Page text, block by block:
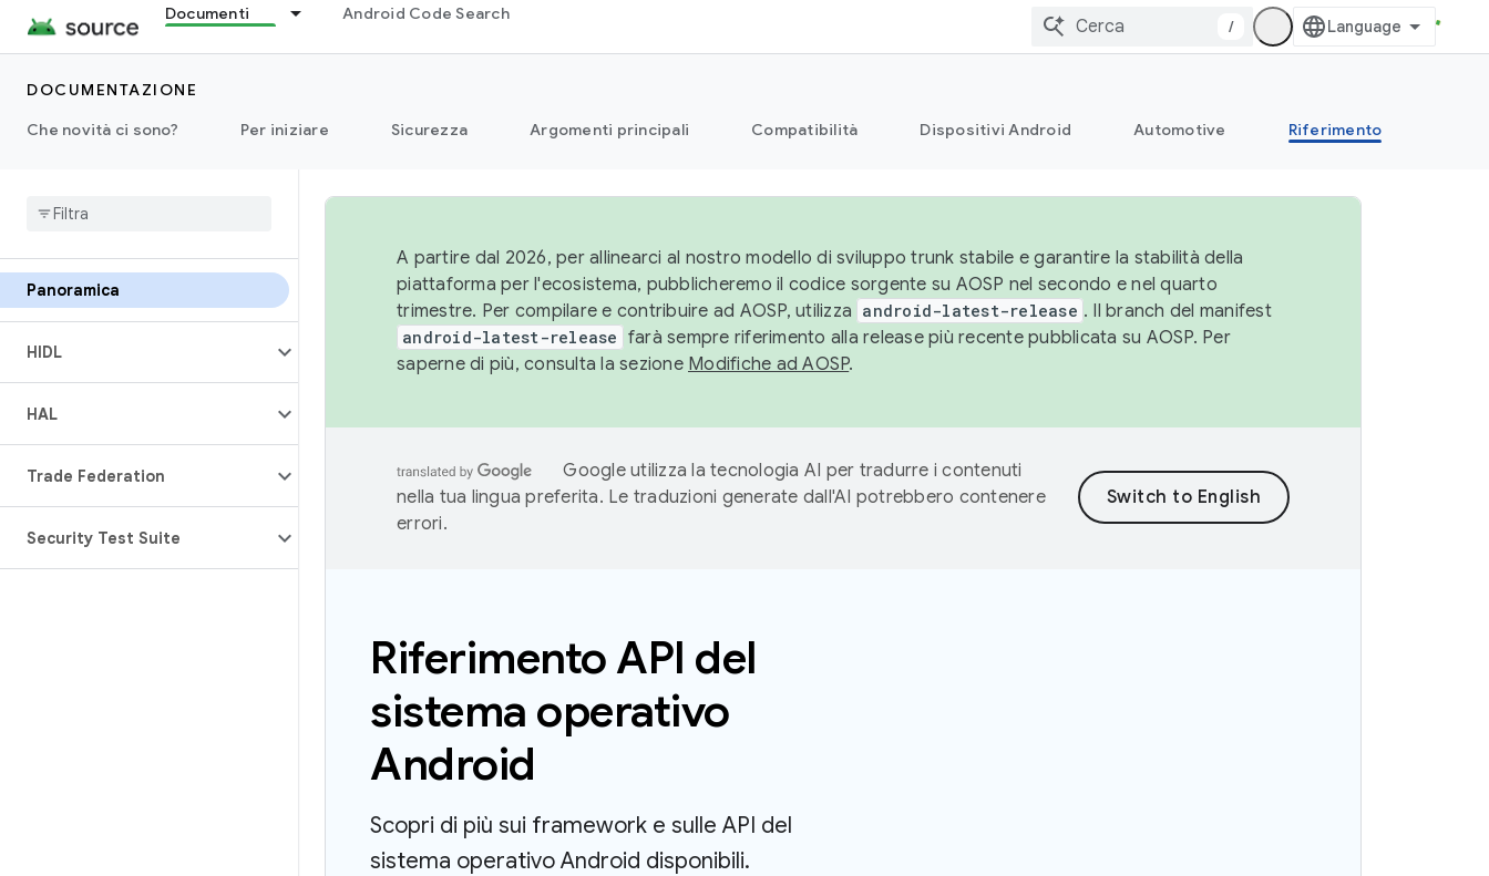
Documenti Android Code Search
/
DOCUMENTAZIONE
Che novità ci sono?
Per iniziare Sicurezza Argomenti principali Compatibilità Dispositivi Android Automotive Riferimento
Panoramica
HIDL
HAL
Trade Federation
Security Test Suite
A partire dal 2026, per allinearci al nostro modello di sviluppo trunk stabile e garantire la stabilità della
piattaforma per l'ecosistema, pubblicheremo il codice sorgente su AOSP nel secondo e nel quarto
trimestre. Per compilare e contribuire ad AOSP, utilizza android-latest-release . Il branch del manifest
android-latest-release farà sempre riferimento alla release più recente pubblicata su AOSP. Per
saperne di più, consulta la sezione Modifiche ad AOSP.
Google utilizza la tecnologia AI per tradurre i contenuti
nella tua lingua preferita. Le traduzioni generate dall'AI potrebbero contenere
errori.
Riferimento API del
sistema operativo
Android
Scopri di più sui framework e sulle API del
sistema operativo Android disponibili.